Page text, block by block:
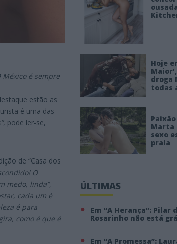
México é sempre
estão as
é uma das
, pode ler-se,
de “Casa dos
O
medo, linda”,
cada um é
é para
como é que é
Hoje
droga
todas
Marta
sexo
praia
ÚLTIMAS
Em “A Herança”: Pilar
Rosarinho não está
Em “A Promessa”: